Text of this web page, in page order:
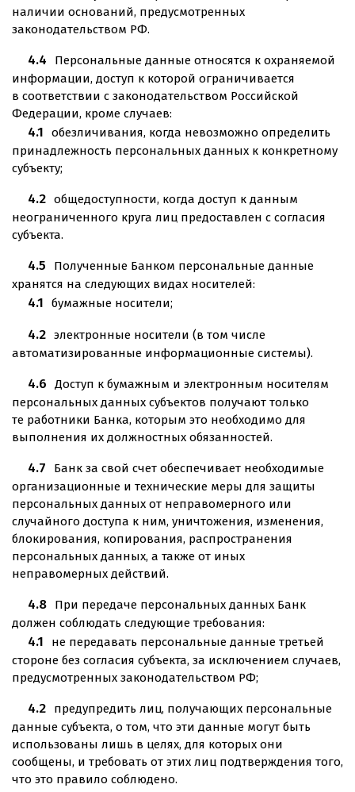
наличии оснований, предусмотренных
законодательством РФ.
Персональные данные относятся к охраняемой
информации, доступ к которой ограничивается
в соответствии с законодательством Российской
Федерации, кроме случаев:
обезличивания, когда невозможно определить
принадлежность персональных данных к конкретному
субъекту;
общедоступности, когда доступ к данным
неограниченного круга лиц предоставлен с согласия
субъекта.
Полученные Банком персональные данные
хранятся на следующих видах носителей:
бумажные носители;
электронные носители (в том числе
автоматизированные информационные системы).
Доступ к бумажным и электронным носителям
персональных данных субъектов получают только
те работники Банка, которым это необходимо для
выполнения их должностных обязанностей.
Банк за свой счет обеспечивает необходимые
организационные и технические меры для защиты
персональных данных от неправомерного или
случайного доступа к ним, уничтожения, изменения,
блокирования, копирования, распространения
персональных данных, а также от иных
неправомерных действий.
При передаче персональных данных Банк
должен соблюдать следующие требования:
не передавать персональные данные третьей
стороне без согласия субъекта, за исключением случаев,
предусмотренных законодательством РФ;
предупредить лиц, получающих персональные
данные субъекта, о том, что эти данные могут быть
использованы лишь в целях, для которых они
сообщены, и требовать от этих лиц подтверждения того,
что это правило соблюдено.